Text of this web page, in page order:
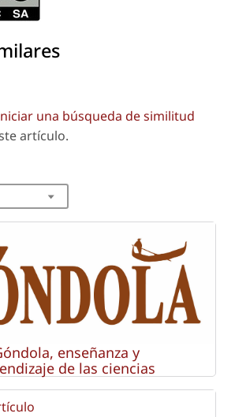
una búsqueda de similitud
artículo.
enseñanza y
de las ciencias